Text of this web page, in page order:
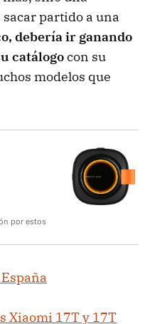
partido a una
debería ir ganando
catálogocon su
modelos que
por estos
Xiaomi 17T y 17T